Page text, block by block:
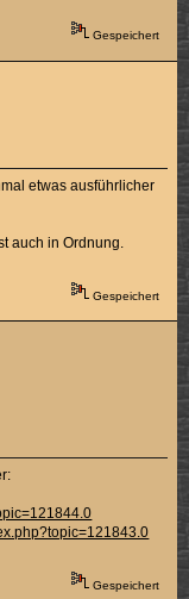
Gespeichert
etwas ausführlicher
auch in Ordnung.
Gespeichert
Gespeichert